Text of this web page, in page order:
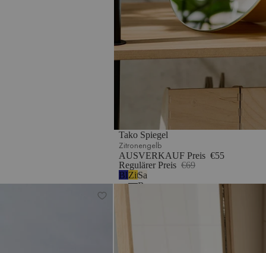
Tako Spiegel
Zitronengelb
AUSVERKAUF Preis €55
Regulärer Preis €69
Blaubeermousse
Zitronengelb
Sand
Beige